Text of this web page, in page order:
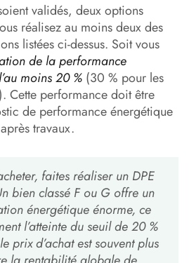
validés, deux options
réalisez au moins deux des
listées ci-dessus. Soit vous
de la performance
moins 20 % (30 % pour les
Cette performance doit être
de performance énergétique
travaux.
faites réaliser un DPE
bien classé F ou G offre un
énergétique énorme, ce
l’atteinte du seuil de 20 %
prix d’achat est souvent plus